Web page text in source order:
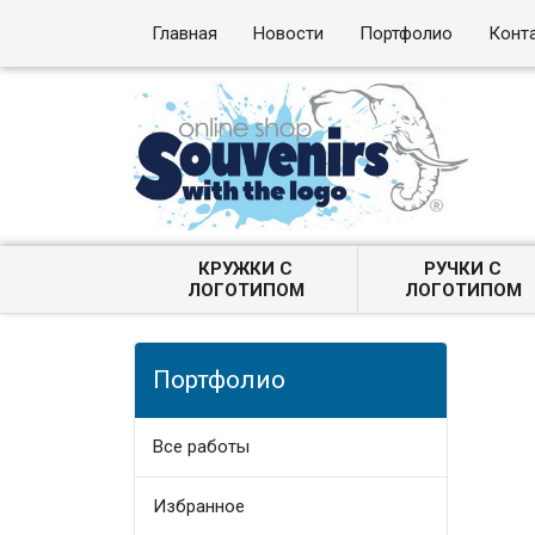
Главная Новости Портфолио
КРУЖКИ С
ЛОГОТИПОМ
РУЧКИ С
ЛОГОТИПОМ
Портфолио
Все работы
Избранное